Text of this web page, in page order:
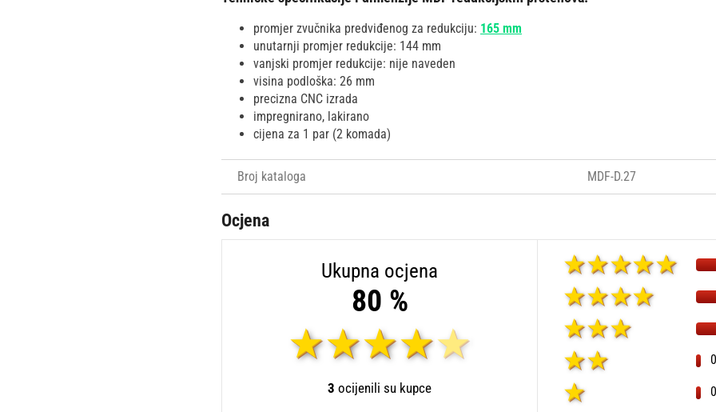
promjer zvučnika predviđenog za redukciju: 165 mm
unutarnji promjer redukcije: 144 mm
vanjski promjer redukcije: nije naveden
visina podloška: 26 mm
precizna CNC izrada
impregnirano, lakirano
cijena za 1 par (2 komada)
Broj kataloga MDF-D.27
Ocjena
Ukupna ocjena
80 %
3 ocijenili su kupce